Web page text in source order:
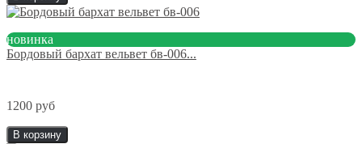
новинка
Бордовый бархат вельвет бв-006...
1200 руб
В корзину